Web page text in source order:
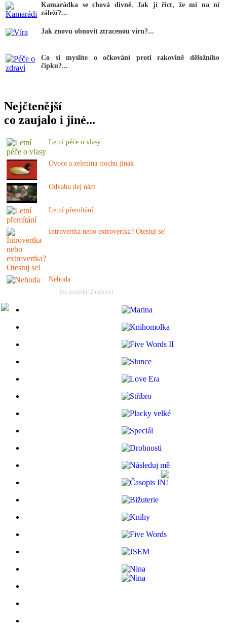
Kamarádka se chová divně. Jak jí říct, že mi na ní
záleží?...
Jak znovu obnovit ztracenou víru?...
Co si myslíte o očkování proti rakovině děložního
čípku?...
Nejčtenější
co zaujalo i jiné...
Letní péče o vlasy
Ovoce a zelenina trochu jinak
Odvahu dej nám
Letní přemítání
Introvertka nebo extrovertka? Otestuj se!
Nehoda
(za poslední 2 měsíce)